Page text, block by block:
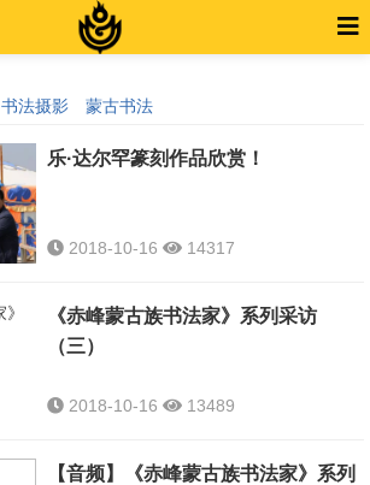
书法摄影 蒙古书法
乐·达尔罕篆刻作品欣赏！
2018-10-16 14317
《赤峰蒙古族书法家》系列采访
（三）
2018-10-16 13489
【音频】《赤峰蒙古族书法家》系列